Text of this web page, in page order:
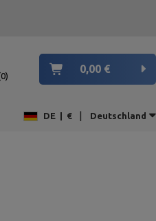
0
0,00 €
DE € | Deutschland